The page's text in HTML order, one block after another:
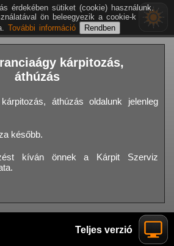
kárpitozás,
áthúzás
áthúzás oldalunk jelenleg
később.
kíván önnek a Kárpit Szerviz
Teljes verzió
érdekében sütiket (cookie) használunk.
ön beleegyezik a cookie-k
További információ